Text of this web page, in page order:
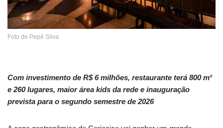
Foto de Pepê Silva
Com investimento de R$ 6 milhões, restaurante terá 800 m²
e 260 lugares, maior área kids da rede e inauguração
prevista para o segundo semestre de 2026